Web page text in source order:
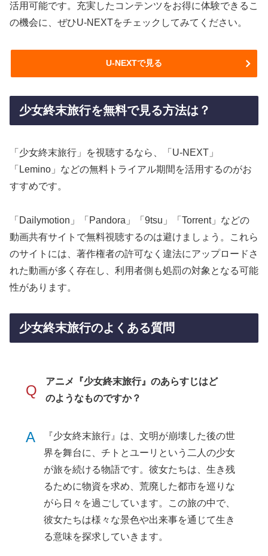
活用可能です。充実したコンテンツをお得に体験できるこ
の機会に、ぜひU-NEXTをチェックしてみてください。
U-NEXTで見る
少女終末旅行を無料で見る方法は？
「少女終末旅行」を視聴するなら、「U-NEXT」
「Lemino」などの無料トライアル期間を活用するのがお
すすめです。
「Dailymotion」「Pandora」「9tsu」「Torrent」などの
動画共有サイトで無料視聴するのは避けましょう。これら
のサイトには、著作権者の許可なく違法にアップロードさ
れた動画が多く存在し、利用者側も処罰の対象となる可能
性があります。
少女終末旅行のよくある質問
Q
アニメ『少女終末旅行』のあらすじはど
のようなものですか？
A
『少女終末旅行』は、文明が崩壊した後の世
界を舞台に、チトとユーリという二人の少女
が旅を続ける物語です。彼女たちは、生き残
るために物資を求め、荒廃した都市を巡りな
がら日々を過ごしています。この旅の中で、
彼女たちは様々な景色や出来事を通じて生き
る意味を探求していきます。